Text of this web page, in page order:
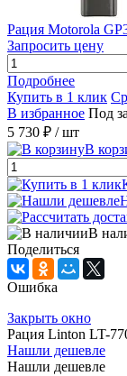
Рация Motorola
Запросить цену
Подробнее
Купить в 1 клик
В избранное Под
5 730 ₽ / шт
В
В
Поделиться
Ошибка
Закрыть окно
Рация Linton LT-
Нашли дешевле
Нашли дешевле